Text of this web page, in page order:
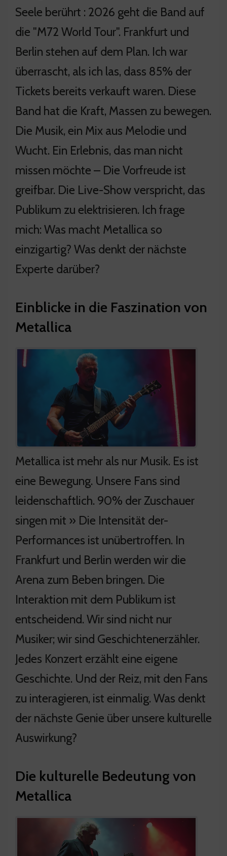
Seele berührt : 2026 geht die Band auf
die "M72 World Tour". Frankfurt und
Berlin stehen auf dem Plan. Ich war
überrascht, als ich las, dass 85% der
Tickets bereits verkauft waren. Diese
Band hat die Kraft, Massen zu bewegen.
Die Musik, ein Mix aus Melodie und
Wucht. Ein Erlebnis, das man nicht
missen möchte – Die Vorfreude ist
greifbar. Die Live-Show verspricht, das
Publikum zu elektrisieren. Ich frage
mich: Was macht Metallica so
einzigartig? Was denkt der nächste
Experte darüber?
Einblicke in die Faszination von
Metallica
Metallica ist mehr als nur Musik. Es ist
eine Bewegung. Unsere Fans sind
leidenschaftlich. 90% der Zuschauer
singen mit » Die Intensität der-
Performances ist unübertroffen. In
Frankfurt und Berlin werden wir die
Arena zum Beben bringen. Die
Interaktion mit dem Publikum ist
entscheidend. Wir sind nicht nur
Musiker; wir sind Geschichtenerzähler.
Jedes Konzert erzählt eine eigene
Geschichte. Und der Reiz, mit den Fans
zu interagieren, ist einmalig. Was denkt
der nächste Genie über unsere kulturelle
Auswirkung?
Die kulturelle Bedeutung von
Metallica